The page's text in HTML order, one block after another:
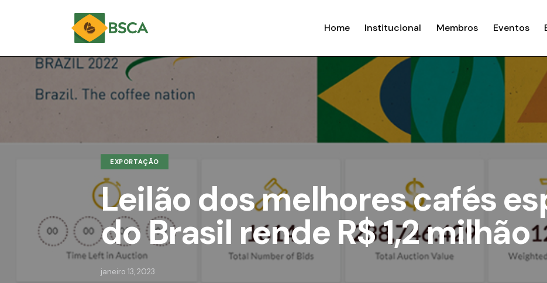
Home Institucional Membros Eventos
EXPORTAÇÃO
Leilão dos melhores cafés
do Brasil rende R$ 1,2 milhão
janeiro 13, 2023